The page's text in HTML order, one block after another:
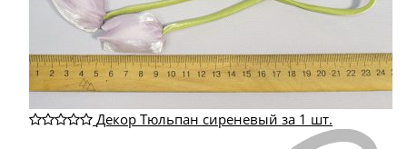
Декор Тюльпан сиреневый за 1 шт.